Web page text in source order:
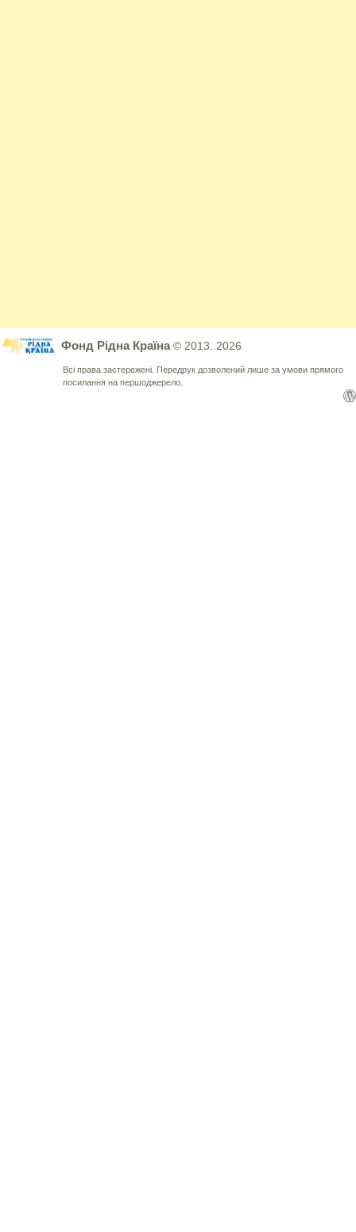
Фонд Рідна Країна© 2013..2026
Всі права застережені. Передрук дозволений лише за умови прямого
посилання на першоджерело.